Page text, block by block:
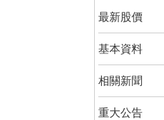
最新股價
基本資料
相關新聞
重大公告